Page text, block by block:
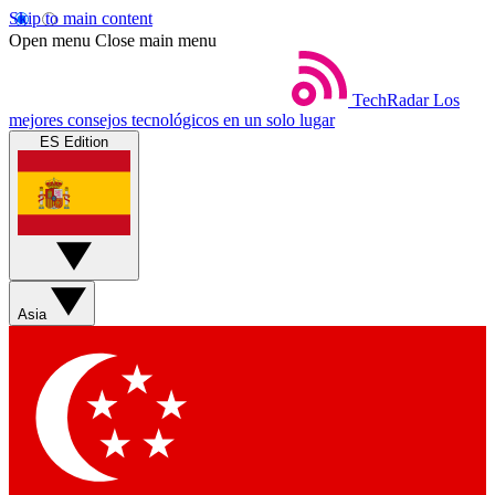
Skip to main content
Open menu Close main menu
TechRadar Los
mejores consejos tecnológicos en un solo lugar
ES Edition
Asia